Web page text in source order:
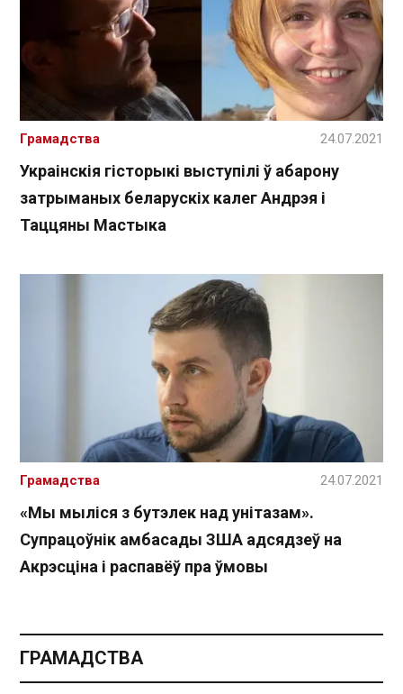
Украінскія гісторыкі выступілі ў абарону
затрыманых беларускіх калег Андрэя і
Таццяны Мастыка
Грамадства 24.07.2021
«Мы мыліся з бутэлек над унітазам».
Супрацоўнік амбасады ЗША адсядзеў на
Акрэсціна і распавёў пра ўмовы
Грамадства 24.07.2021
ГРАМАДСТВА